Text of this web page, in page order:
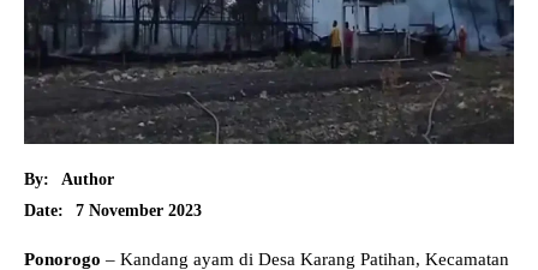
By:
Author
Date:
7 November 2023
Ponorogo – Kandang ayam di Desa Karang Patihan, Kecamatan